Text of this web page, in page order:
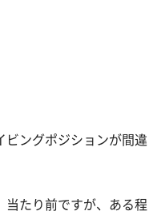
ングポジションが間違
たり前ですが、ある程